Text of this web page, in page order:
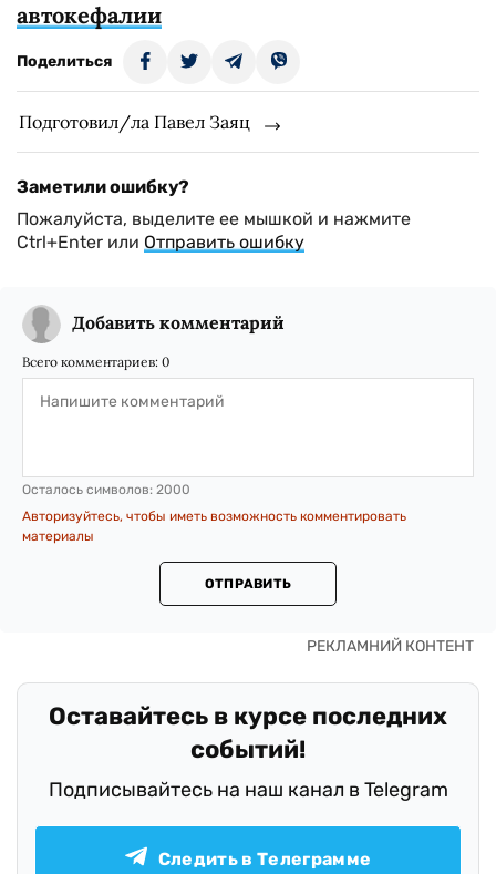
автокефалии
Поделиться
Подготовил/ла Павел Заяц
Заметили ошибку?
Пожалуйста, выделите ее мышкой и нажмите
Ctrl+Enter или Отправить ошибку
Добавить комментарий
Всего комментариев: 0
Осталось символов: 2000
Авторизуйтесь, чтобы иметь возможность комментировать
материалы
ОТПРАВИТЬ
Оставайтесь в курсе последних
событий!
Подписывайтесь на наш канал в Telegram
Следить в Телеграмме